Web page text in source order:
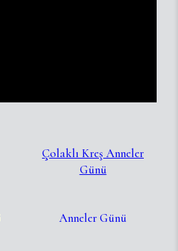
Çolaklı Kreş Anneler
Günü
Anneler Günü